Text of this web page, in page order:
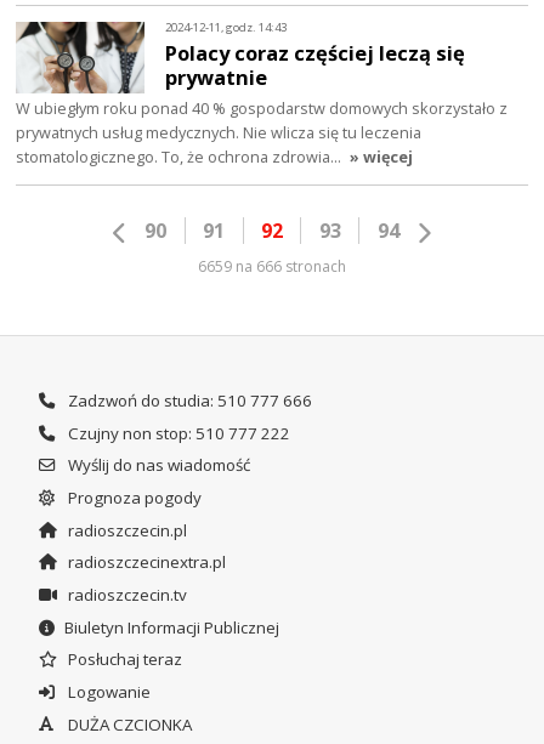
2024-12-11, godz. 14:43
Polacy coraz częściej leczą się
prywatnie
W ubiegłym roku ponad 40 % gospodarstw domowych skorzystało z
prywatnych usług medycznych. Nie wlicza się tu leczenia
stomatologicznego. To, że ochrona zdrowia… » więcej
90 91 92 93 94
6659 na 666 stronach
Zadzwoń do studia: 510 777 666
Czujny non stop: 510 777 222
Wyślij do nas wiadomość
Prognoza pogody
radioszczecin.pl
radioszczecinextra.pl
radioszczecin.tv
Biuletyn Informacji Publicznej
Posłuchaj teraz
Logowanie
DUŻA CZCIONKA